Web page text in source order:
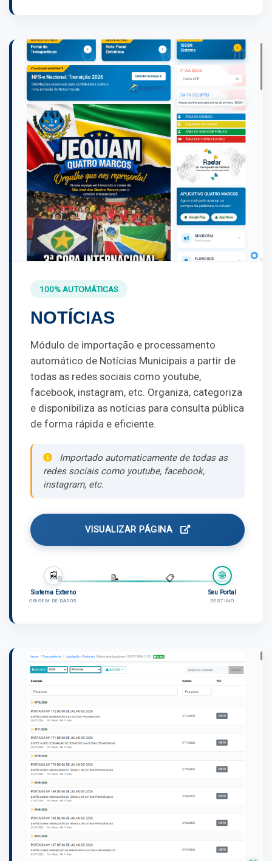
100% AUTOMÁTICAS
NOTÍCIAS
Módulo de importação e processamento
automático de Notícias Municipais a partir de
todas as redes sociais como youtube,
facebook, instagram, etc. Organiza, categoriza
e disponibiliza as notícias para consulta pública
de forma rápida e eficiente.
Importado automaticamente de todas as
redes sociais como youtube, facebook,
instagram, etc.
VISUALIZAR PÁGINA
📰
Sistema Externo
ORIGEM DE DADOS
📄
📋 📝
📄 🌐
Seu Portal
DESTINO